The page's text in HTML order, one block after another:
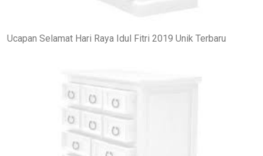
Ucapan Selamat Hari Raya Idul Fitri 2019 Unik Terbaru